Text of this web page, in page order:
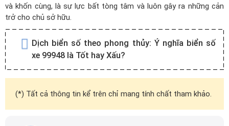
và khốn cùng, là sự lực bất tòng tâm và luôn gây ra những cản
trở cho chủ sở hữu.
Dịch biển số theo phong thủy: Ý nghĩa biển số
xe 99948 là Tốt hay Xấu?
(*) Tất cả thông tin kể trên chỉ mang tính chất tham khảo.